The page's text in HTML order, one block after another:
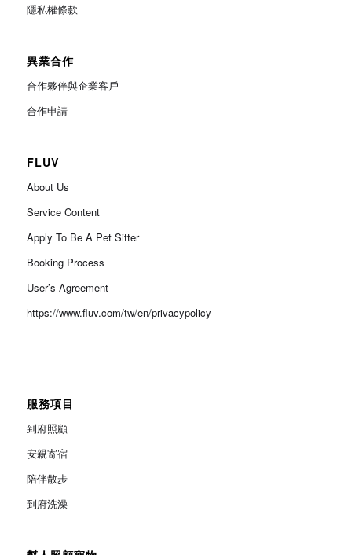
隱私權條款
異業合作
合作夥伴與企業客戶
合作申請
FLUV
About Us
Service Content
Apply To Be A Pet Sitter
Booking Process
User’s Agreement
https://www.fluv.com/tw/en/privacypolicy
服務項目
到府照顧
安親寄宿
陪伴散步
到府洗澡